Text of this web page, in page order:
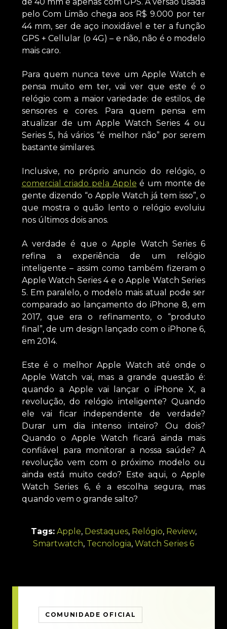
de 40 mm e apenas com GPS. A versão usada
pelo Com Limão chega aos R$ 9.000 por ter
44 mm, ser de aço inoxidável e ter a função
GPS + Cellular (o 4G) – e não, não é o modelo
mais caro.
Para quem nunca teve um Apple Watch e
pensa muito em ter, vai ver que este é o
relógio com a maior variedade: de estilos, de
sensores e cores. Para quem pensa em
atualizar de um Apple Watch Series 4 ou
Series 5, há vários “é melhor não” por serem
bastante similares.
Inclusive, no próprio anuncio do relógio, o
comercial criado pela Apple é um monte de
gente dizendo “o Apple Watch já tem isso”, o
que mostra o quão lento o relógio evoluiu
nos últimos dois anos.
A verdade é que o Apple Watch Series 6
refina a experiência de um relógio
inteligente – assim como também fizeram o
Apple Watch Series 4 e o Apple Watch Series
5. Em paralelo, o modelo mais atual pode ser
comparado ao lançamento do iPhone 8, em
2017, que era o refinamento, o “produto
final”, de um design lançado com o iPhone 6,
em 2014.
Este é o melhor Apple Watch até onde o
Apple Watch vai, mas a grande questão é:
quando a Apple vai lançar o iPhone X, a
revolução, do relógio inteligente? Quando
ele vai ficar independente de verdade?
Durar um dia intenso inteiro? Ou dois?
Quando o Apple Watch ficará ainda mais
confiável para monitorar a nossa saúde? A
revolução vem com o próximo modelo ou
ainda está muito cedo? Este aqui, o Apple
Watch Series 6, é a escolha segura, mas
quando vem o grande salto?
Tags: Apple, Destaques, Relógio, Review,
Smartwatch, Tecnologia, Watch Series 6
COMUNIDADE OFICIAL